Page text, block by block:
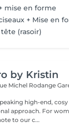
mise en forme
+ Mise en
tête (rasoir)
by Kristin
Michel Rodange
high-end,
approach. For
to our c...